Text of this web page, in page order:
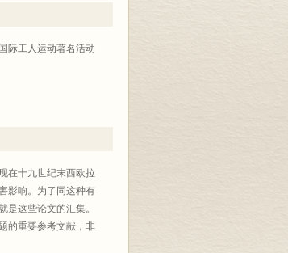
际工人运动著名活动
在十九世纪末西欧拉
影响。为了同这种有
这些论文的汇集。
的重要参考文献，非